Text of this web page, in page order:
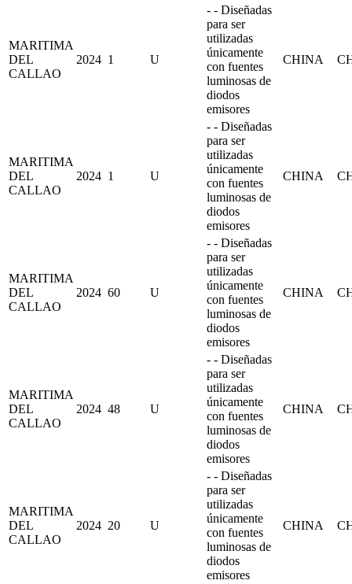
MARITIMA
DEL
CALLAO
2024 1 U
- - Diseñadas
para ser
utilizadas
únicamente
con fuentes
luminosas de
diodos
emisores
CHINA
MARITIMA
DEL
CALLAO
2024 1 U
- - Diseñadas
para ser
utilizadas
únicamente
con fuentes
luminosas de
diodos
emisores
CHINA
MARITIMA
DEL
CALLAO
2024 60 U
- - Diseñadas
para ser
utilizadas
únicamente
con fuentes
luminosas de
diodos
emisores
CHINA
MARITIMA
DEL
CALLAO
2024 48 U
- - Diseñadas
para ser
utilizadas
únicamente
con fuentes
luminosas de
diodos
emisores
CHINA
MARITIMA
DEL
CALLAO
2024 20 U
- - Diseñadas
para ser
utilizadas
únicamente
con fuentes
luminosas de
diodos
emisores
CHINA